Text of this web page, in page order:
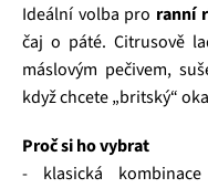
Ideální volba pro ranní
čaj o páté. Citrusově
máslovým pečivem,
když chcete „britský“
Proč si ho vybrat
- klasická kombinace